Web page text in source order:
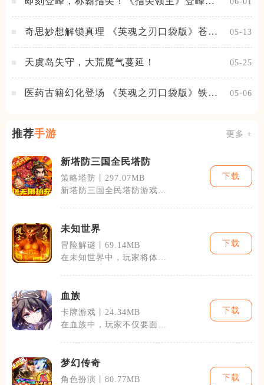
奇思妙想解锁真理 《英魂之刃口袋版》苍天
05-13
天虞岛失守，大荒魔气蔓延！ 05-25
医药古籍幻化登场 《英魂之刃口袋版》铁扇
05-06
推荐手游 更多 +
新塔防三国全民塔防
策略塔防丨297.07MB
新塔防三国全民塔防游戏
下载
未知世界
冒险解谜丨69.14MB
在未知世界中，玩家将体验
下载
血族
卡牌游戏丨24.34MB
在血族中，玩家不仅要面对
下载
梦幻传奇
角色扮演丨80.77MB
下载